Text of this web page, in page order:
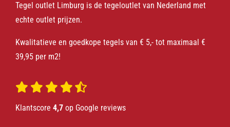
Tegel outlet Limburg is de tegeloutlet van Nederland met
echte outlet prijzen.
Kwalitatieve en goedkope tegels van € 5,- tot maximaal €
39,95 per m2!
Klantscore 4,7op Google reviews